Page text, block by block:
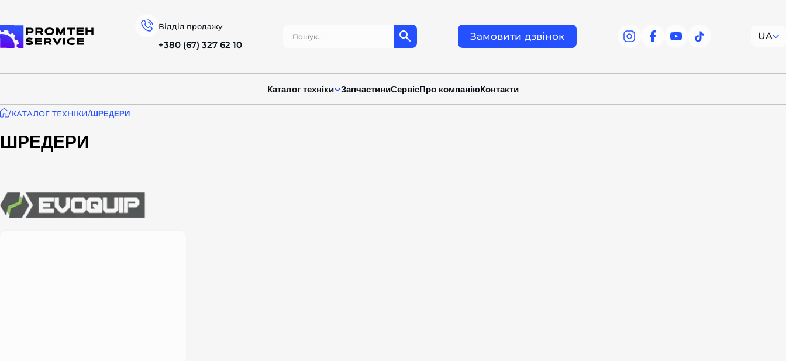
Відділ продажу
+380 (67) 327 62 10
Замовити дзвінок facebookfacebook
youtube
tiktok
UA
Каталог техніки ЗапчастиниСервісПро компаніюКонтакти
КАТАЛОГ ТЕХНІКИ ШРЕДЕРИ
ШРЕДЕРИ